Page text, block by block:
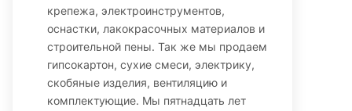
крепежа, электроинструментов,
оснастки, лакокрасочных материалов и
строительной пены. Так же мы продаем
гипсокартон, сухие смеси, электрику,
скобяные изделия, вентиляцию и
комплектующие. Мы пятнадцать лет